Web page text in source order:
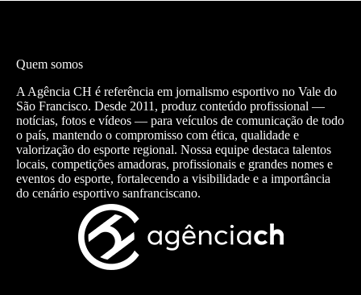
Quem somos
A Agência CH é referência em jornalismo esportivo no Vale do
São Francisco. Desde 2011, produz conteúdo profissional —
notícias, fotos e vídeos — para veículos de comunicação de todo
o país, mantendo o compromisso com ética, qualidade e
valorização do esporte regional. Nossa equipe destaca talentos
locais, competições amadoras, profissionais e grandes nomes e
eventos do esporte, fortalecendo a visibilidade e a importância
do cenário esportivo sanfranciscano.